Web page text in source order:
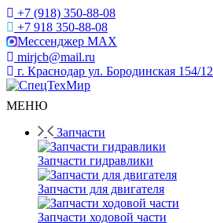
+7 (918) 350-88-08
+7 918 350-88-08
Мессенджер MAX
mirjcb@mail.ru
г. Краснодар ул. Бородинская 154/12
МЕНЮ
Запчасти
Запчасти гидравлики
Запчасти для двигателя
Запчасти ходовой части